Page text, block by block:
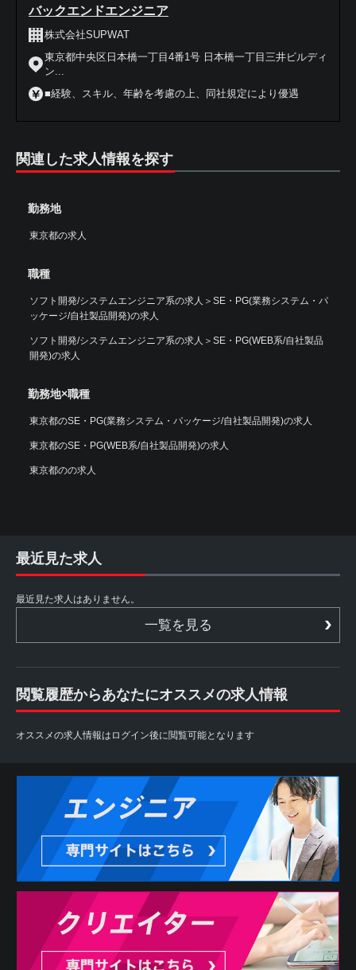
バックエンドエンジニア
株式会社SUPWAT
東京都中央区日本橋一丁目4番1号 日本橋一丁目三井ビルディ
ン...
■経験、スキル、年齢を考慮の上、同社規定により優遇
関連した求人情報を探す
勤務地
東京都の求人
職種
ソフト開発/システムエンジニア系の求人 ＞ SE・PG(業務システム・パ
ッケージ/自社製品開発)の求人
ソフト開発/システムエンジニア系の求人 ＞ SE・PG(WEB系/自社製品
開発)の求人
勤務地×職種
東京都のSE・PG(業務システム・パッケージ/自社製品開発)の求人
東京都のSE・PG(WEB系/自社製品開発)の求人
東京都のの求人
最近見た求人
最近見た求人はありません。
一覧を見る
閲覧履歴からあなたにオススメの求人情報
オススメの求人情報はログイン後に閲覧可能となります